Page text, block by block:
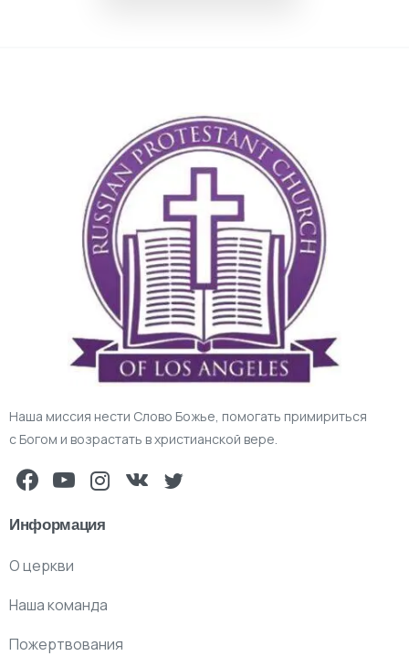
Наша миссия нести Слово Божье, помогать примириться
с Богом и возрастать в христианской вере.
Информация
О церкви
Наша команда
Пожертвования